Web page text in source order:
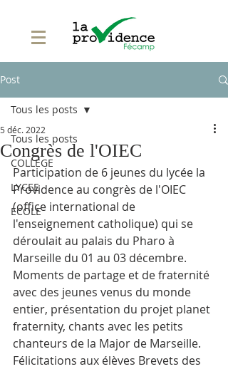
Post
Tous les posts
COLLEGE
LYCEE
ECOLE
Tous les posts
Congrès de l'OIEC
5 déc. 2022
Participation de 6 jeunes du lycée la
Providence au congrès de l'OIEC
(office international de
l'enseignement catholique) qui se
déroulait au palais du Pharo à
Marseille du 01 au 03 décembre.
Moments de partage et de fraternité
avec des jeunes venus du monde
entier, présentation du projet planet
fraternity, chants avec les petits
chanteurs de la Major de Marseille.
Félicitations aux élèves Brevets des